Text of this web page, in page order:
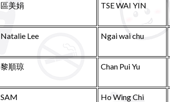
區美娟 TSE WAI YIN
Natalie Lee Ngai wai chu
黎順琼 Chan Pui Yu
SAM Ho Wing Chi